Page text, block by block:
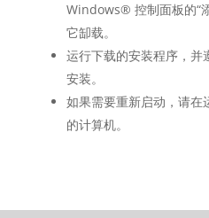
Windows® 控制面板的“
它缷载。
运行下载的安装程序，并
安装。
如果需要重新启动，请
的计算机。